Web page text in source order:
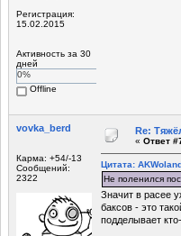
Регистрация:
15.02.2015
Активность за 30
дней
0%
Offline
vovka_berd
Карма: +54/-13
Сообщений:
2322
Re:
« Ответ
Цитата:
Не поленился
Значит в расее
баксов - это
подделывает